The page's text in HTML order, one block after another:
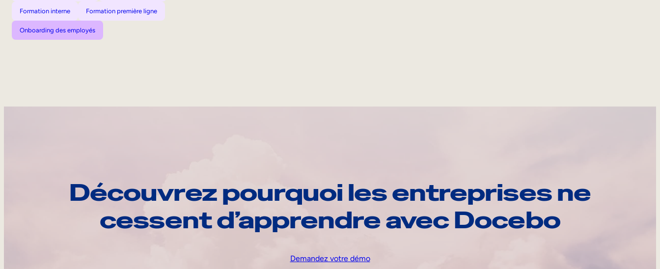
Formation interne Formation première ligne
Onboarding des employés
Découvrez pourquoi les entreprises ne
cessent d’apprendre avec Docebo
Demandez votre démo